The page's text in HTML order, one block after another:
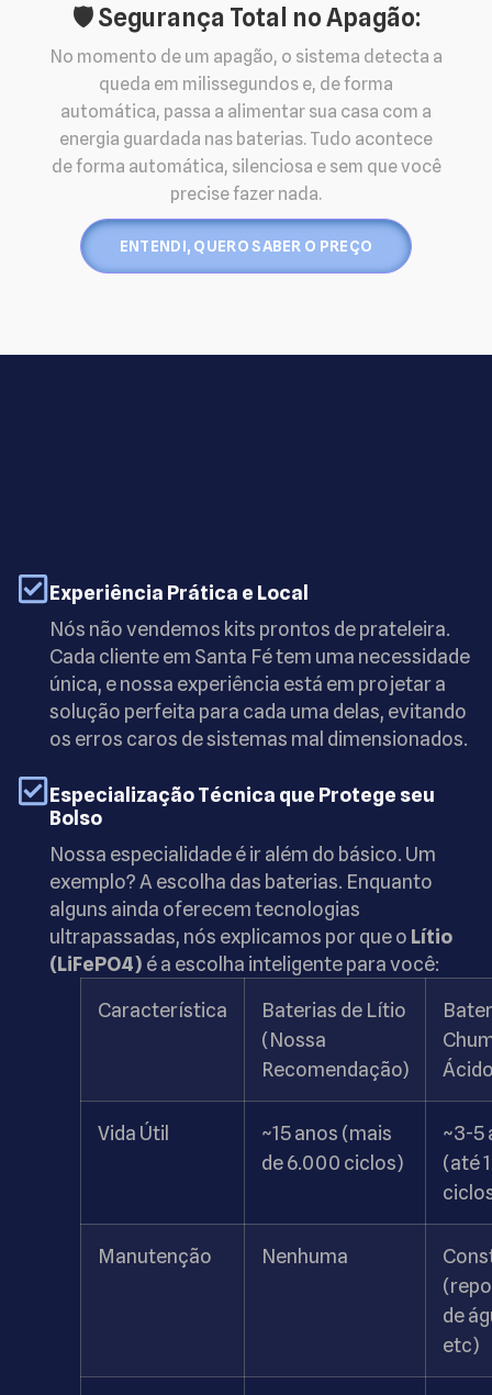
🛡️ Segurança Total no Apagão:
No momento de um apagão, o sistema detecta a
queda em milissegundos e, de forma
automática, passa a alimentar sua casa com a
energia guardada nas baterias. Tudo acontece
de forma automática, silenciosa e sem que você
precise fazer nada.
ENTENDI, QUERO SABER O PREÇO
Experiência Prática e Local
Nós não vendemos kits prontos de prateleira.
Cada cliente em Santa Fé tem uma necessidade
única, e nossa experiência está em projetar a
solução perfeita para cada uma delas, evitando
os erros caros de sistemas mal dimensionados.
Especialização Técnica que Protege seu
Bolso
Nossa especialidade é ir além do básico. Um
exemplo? A escolha das baterias. Enquanto
alguns ainda oferecem tecnologias
ultrapassadas, nós explicamos por que o Lítio
(LiFePO4) é a escolha inteligente para você:
Característica
Baterias de Lítio
(Nossa
Recomendação)
Vida Útil
~15 anos (mais
de 6.000 ciclos)
~3-5
(até
Manutenção Nenhuma
de
etc)